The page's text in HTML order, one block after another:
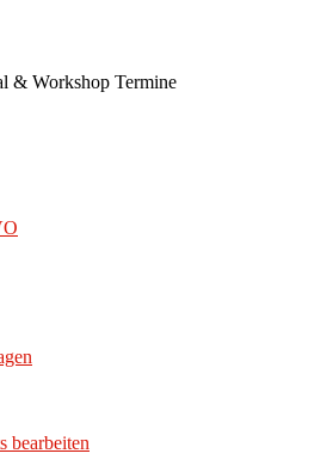
& Workshop Termine
bearbeiten